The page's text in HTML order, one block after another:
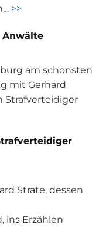
>>
Anwälte
am schönsten
mit Gerhard
Strafverteidiger
Strate, dessen
ins Erzählen